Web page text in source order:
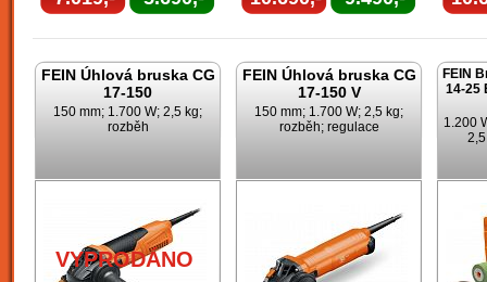
FEIN Úhlová bruska CG
17-150
150 mm; 1.700 W; 2,5 kg;
rozběh
VYPRODÁNO
FEIN Úhlová bruska CG
17-150 V
150 mm; 1.700 W; 2,5 kg;
rozběh; regulace
FEIN
14-25
1.200